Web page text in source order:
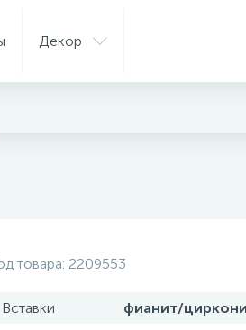
Декор
товара: 2209553
Вставки
фианит/